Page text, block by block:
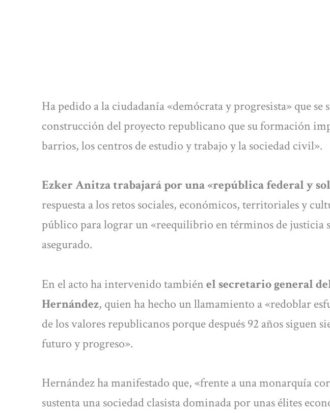
Ha pedido a la ciudadanía «demócrata y progresista» que se
construcción del proyecto republicano que su formación
barrios, los centros de estudio y trabajo y la sociedad civil».
Ezker Anitza trabajará por una «república federal y
respuesta a los retos sociales, económicos, territoriales y
público para lograr un «reequilibrio en términos de justicia
asegurado.
En el acto ha intervenido tambiénel secretario general
Hernández, quien ha hecho un llamamiento a «redoblar
de los valores republicanos porque después 92 años siguen
futuro y progreso».
Hernández ha manifestado que, «frente a una monarquía
sustenta una sociedad clasista dominada por unas élites